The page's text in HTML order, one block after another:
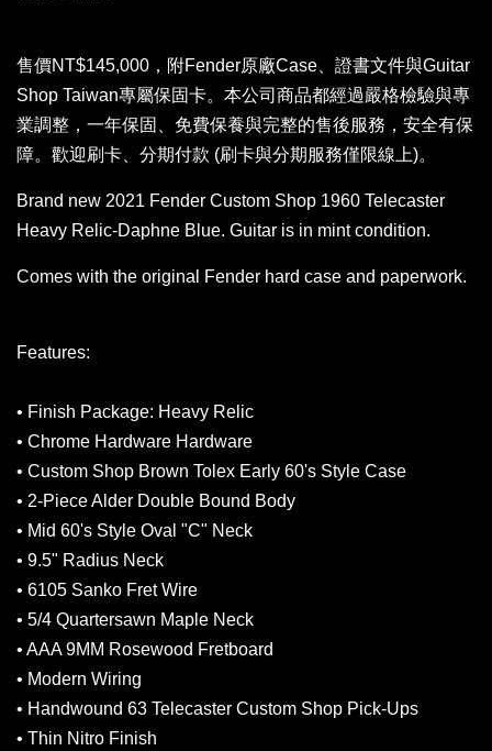
售價NT$145,000，附Fender原廠Case、證書文件與Guitar
Shop Taiwan專屬保固卡。本公司商品都經過嚴格檢驗與專
業調整，一年保固、免費保養與完整的售後服務，安全有保
障。歡迎刷卡、分期付款 (刷卡與分期服務僅限線上)。
Brand new 2021 Fender Custom Shop 1960 Telecaster
Heavy Relic-Daphne Blue. Guitar is in mint condition.
Comes with the original Fender hard case and paperwork.
Features:
• Finish Package: Heavy Relic
• Chrome Hardware Hardware
• Custom Shop Brown Tolex Early 60's Style Case
• 2-Piece Alder Double Bound Body
• Mid 60's Style Oval "C" Neck
• 9.5" Radius Neck
• 6105 Sanko Fret Wire
• 5/4 Quartersawn Maple Neck
• AAA 9MM Rosewood Fretboard
• Modern Wiring
• Handwound 63 Telecaster Custom Shop Pick-Ups
• Thin Nitro Finish